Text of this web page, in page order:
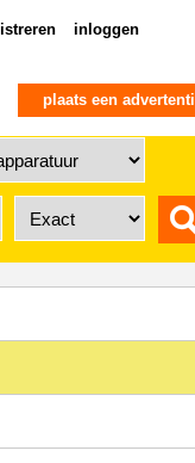
inloggen
plaats een